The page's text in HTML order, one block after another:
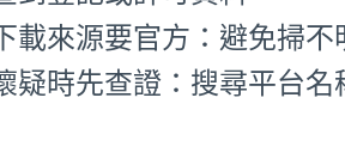
載來源要官方：避免掃不
疑時先查證：搜尋平台名